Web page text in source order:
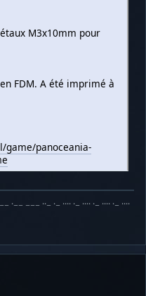
M3x10mm pour
FDM. A été imprimé à
game/panoceania-
·−− −−− ··− ·− ···· ·− ···· ·− ···· ·− ····